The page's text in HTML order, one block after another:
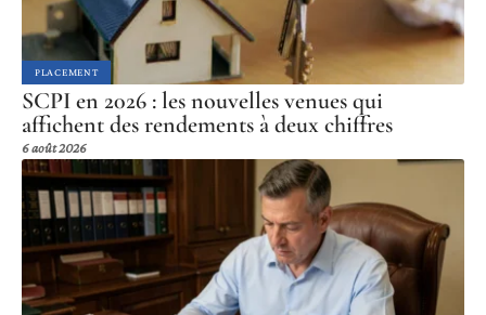
PLACEMENT
SCPI en 2026 : les nouvelles venues qui
affichent des rendements à deux chiffres
6 août 2026